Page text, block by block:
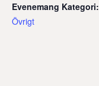
Evenemang Kategori:
Övrigt